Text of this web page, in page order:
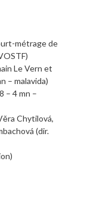
métrage de
Le Vern et
– malavida)
– 4 mn –
Chytilová,
(dir.